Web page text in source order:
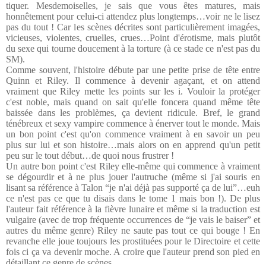
tiquer. Mesdemoiselles, je sais que vous êtes matures, mais
honnêtement pour celui-ci attendez plus longtemps…voir ne le lisez
pas du tout ! Car les scènes décrites sont particulièrement imagées,
vicieuses, violentes, cruelles, crues…Point d'érotisme, mais plutôt
du sexe qui tourne doucement à la torture (à ce stade ce n'est pas du
SM).
Comme souvent, l'histoire débute par une petite prise de tête entre
Quinn et Riley. Il commence à devenir agaçant, et on attend
vraiment que Riley mette les points sur les i. Vouloir la protéger
c'est noble, mais quand on sait qu'elle foncera quand même tête
baissée dans les problèmes, ça devient ridicule. Bref, le grand
ténébreux et sexy vampire commence à énerver tout le monde. Mais
un bon point c'est qu'on commence vraiment à en savoir un peu
plus sur lui et son histoire…mais alors on en apprend qu'un petit
peu sur le tout début…de quoi nous frustrer !
Un autre bon point c'est Riley elle-même qui commence à vraiment
se dégourdir et à ne plus jouer l'autruche (même si j'ai souris en
lisant sa référence à Talon “je n'ai déjà pas supporté ça de lui”…euh
ce n'est pas ce que tu disais dans le tome 1 mais bon !). De plus
l'auteur fait référence à la fièvre lunaire et même si la traduction est
vulgaire (avec de trop fréquente occurrences de “je vais le baiser” et
autres du même genre) Riley ne saute pas tout ce qui bouge ! En
revanche elle joue toujours les prostituées pour le Directoire et cette
fois ci ça va devenir moche. A croire que l'auteur prend son pied en